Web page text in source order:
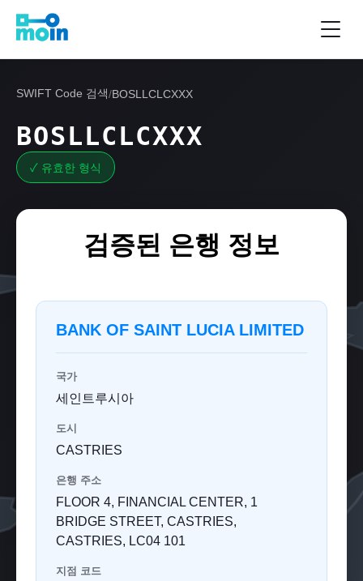
SWIFT Code 검색/BOSLLCLCXXX
BOSLLCLCXXX
✓ 유효한 형식
검증된 은행 정보
BANK OF SAINT LUCIA LIMITED
국가
세인트루시아
도시
CASTRIES
은행 주소
FLOOR 4, FINANCIAL CENTER, 1
BRIDGE STREET, CASTRIES,
CASTRIES, LC04 101
지점 코드